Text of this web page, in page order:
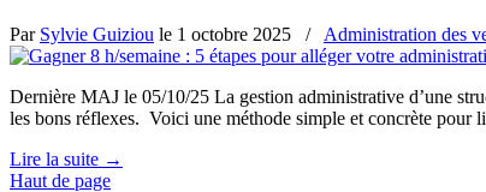
Par Sylvie Guiziou le 1 octobre 2025 / Administration des
Dernière MAJ le 05/10/25 La gestion administrative d’une
les bons réflexes. Voici une méthode simple et concrète pour
Lire la suite →
Haut de page